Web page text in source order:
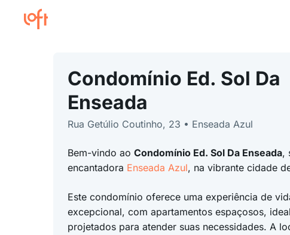
Condomínio Ed. Sol Da
Enseada
Rua Getúlio Coutinho, 23 • Enseada Azul
Bem-vindo ao Condomínio Ed. Sol Da Enseada,
encantadora Enseada Azul, na vibrante cidade
Este condomínio oferece uma experiência de
excepcional, com apartamentos espaçosos,
projetados para atender suas necessidades. A